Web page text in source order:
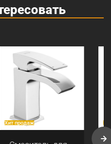
Хит продаж